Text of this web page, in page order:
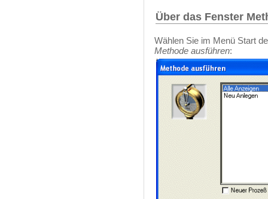
Über das Fenster
Wählen Sie im Menü Start
Methode ausführen: